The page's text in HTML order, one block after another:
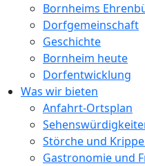
Bornheims
Dorfgemeinschaft
Geschichte
Bornheim heute
Dorfentwicklung
Was wir bieten
Anfahrt-Ortsplan
Störche und
Gastronomie und